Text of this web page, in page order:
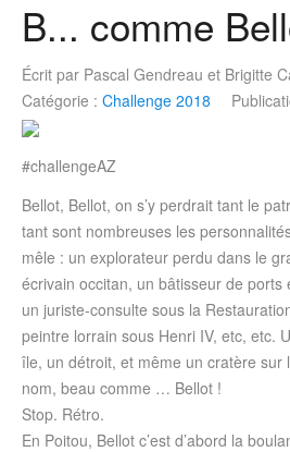
B... comme
Écrit par Pascal Gendreau et Brigitte
Catégorie : Challenge 2018
#challengeAZ
Bellot, Bellot, on s’y perdrait tant le
tant sont nombreuses les
mêle : un explorateur perdu dans le
écrivain occitan, un bâtisseur de ports
un juriste-consulte sous la
peintre lorrain sous Henri IV, etc, etc.
île, un détroit, et même un cratère sur
nom, beau comme … Bellot !
Stop. Rétro.
En Poitou, Bellot c’est d’abord la